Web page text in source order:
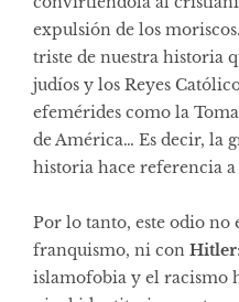
expulsión de los
triste de nuestra historia
judíos y los Reyes
efemérides como la
de América… Es decir, la
historia hace referencia
Por lo tanto, este odio no
franquismo, ni con Hitler
islamofobia y el racismo